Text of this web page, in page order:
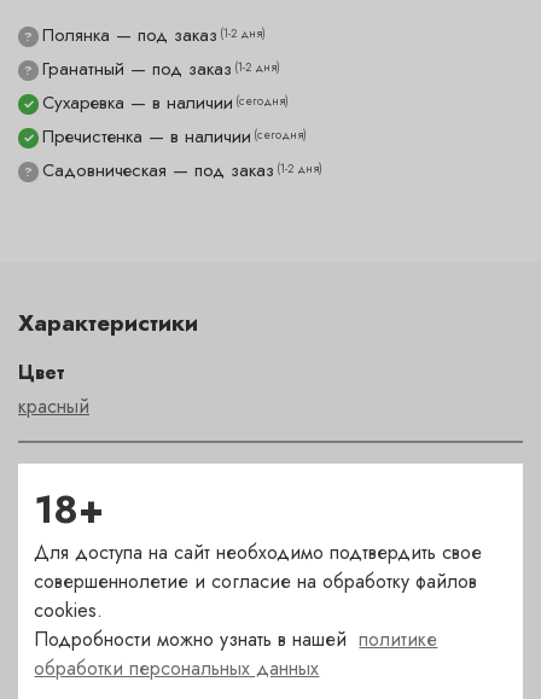
? Гранатный — под заказ (1-2 дня)
? Полянка — под заказ (1-2 дня)
✓ Пречистенка — в наличии (сегодня)
? Садовническая — под заказ (1-2 дня)
✓ Сухаревка — в наличии (сегодня)
Характеристики
Цвет
красный
сухое
Страна
Испания
Сорт
18+
Для доступа на сайт необходимо подтвердить свое
совершеннолетие и согласие на обработку файлов
cookies.
Подробности можно узнать в нашейполитике
обработки персональных данных